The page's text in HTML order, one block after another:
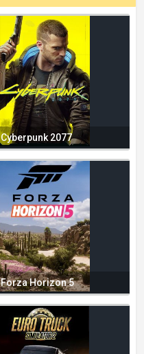
Cyberpunk 2077
Forza Horizon 5